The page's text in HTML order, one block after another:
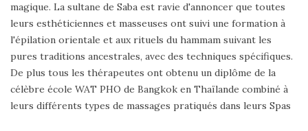
magique. La sultane de Saba est ravie d'annoncer que toutes
leurs esthéticiennes et masseuses ont suivi une formation à
l'épilation orientale et aux rituels du hammam suivant les
pures traditions ancestrales, avec des techniques spécifiques.
De plus tous les thérapeutes ont obtenu un diplôme de la
célèbre école WAT PHO de Bangkok en Thaïlande combiné à
leurs différents types de massages pratiqués dans leurs Spas